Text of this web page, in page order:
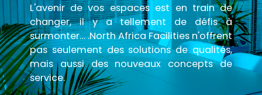
L'avenir de vos espaces est en train de
changer, il y a tellement de défis à
surmonter… .North Africa Facilities n'offrent
pas seulement des solutions de qualités,
mais aussi des nouveaux concepts de
service.